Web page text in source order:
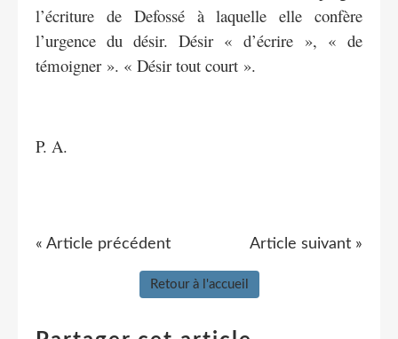
l’écriture de Defossé à laquelle elle confère
l’urgence du désir. Désir « d’écrire », « de
témoigner ». « Désir tout court ».
P. A.
« Article précédent Article suivant »
Retour à l'accueil